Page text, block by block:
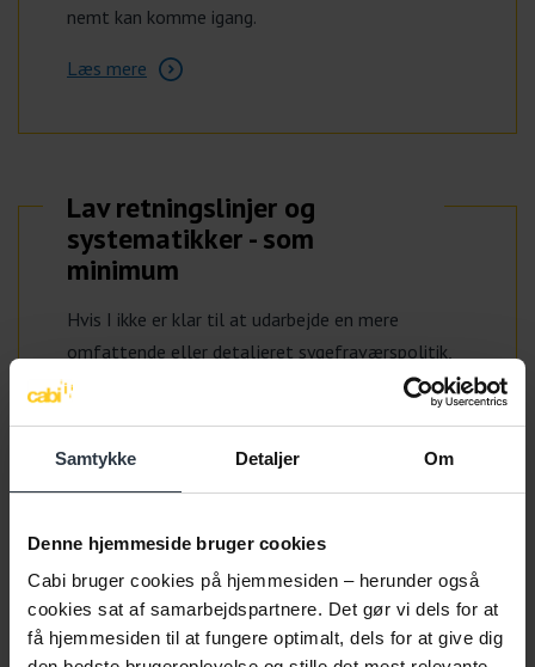
Samtykke Detaljer Om
Denne hjemmeside bruger cookies
Cabi bruger cookies på hjemmesiden – herunder også
cookies sat af samarbejdspartnere. Det gør vi dels for at
få hjemmesiden til at fungere optimalt, dels for at give dig
nemt kan komme igang.
Læs mere
Lav retningslinjer og
systematikker - som
minimum
Hvis I ikke er klar til at udarbejde en mere
omfattende eller detaljeret sygefraværspolitik,
er det en god ide at have nogle nedskrevne
Læs mere